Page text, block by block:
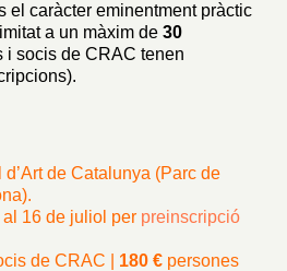
el caràcter eminentment pràctic
a un màxim de 30
i socis de CRAC tenen
de Catalunya (Parc de
al 16 de juliol per preinscripció
de CRAC | 180 € persones